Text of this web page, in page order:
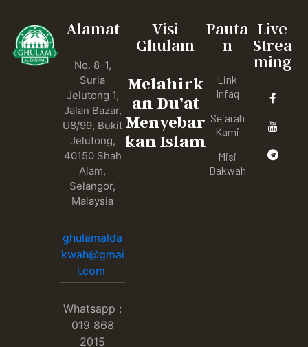
Alamat
No. 8-1,
Suria
Jelutong 1,
Jalan Bazar,
U8/99, Bukit
Jelutong,
40150 Shah
Alam,
Selangor,
Malaysia
ghulamalda
kwah@gmai
l.com
Whatsapp :
019 868
2015
Visi
Ghulam
Melahirk
an Du’at
Menyebar
kan Islam
Pauta
n
Link
Infaq
Sejarah
Kami
Misi
Dakwah
Live
Strea
ming